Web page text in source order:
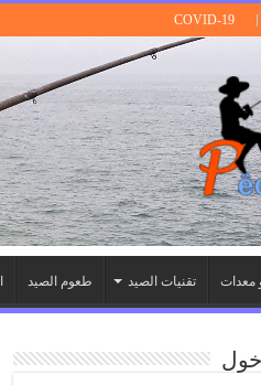
COVID-19
معدات تقنيات الصيد طعوم الصيد